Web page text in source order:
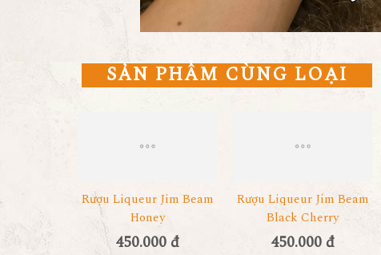
SẢN PHẨM CÙNG LOẠI
Rượu Liqueur Jim Beam
Honey
450.000 đ
Rượu Liqueur Jim Beam
Black Cherry
450.000 đ